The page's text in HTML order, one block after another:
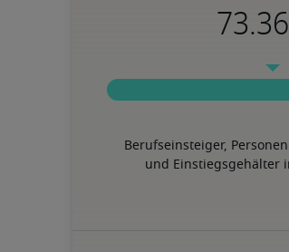
Berufseinsteiger,
und Einstiegsgehälter